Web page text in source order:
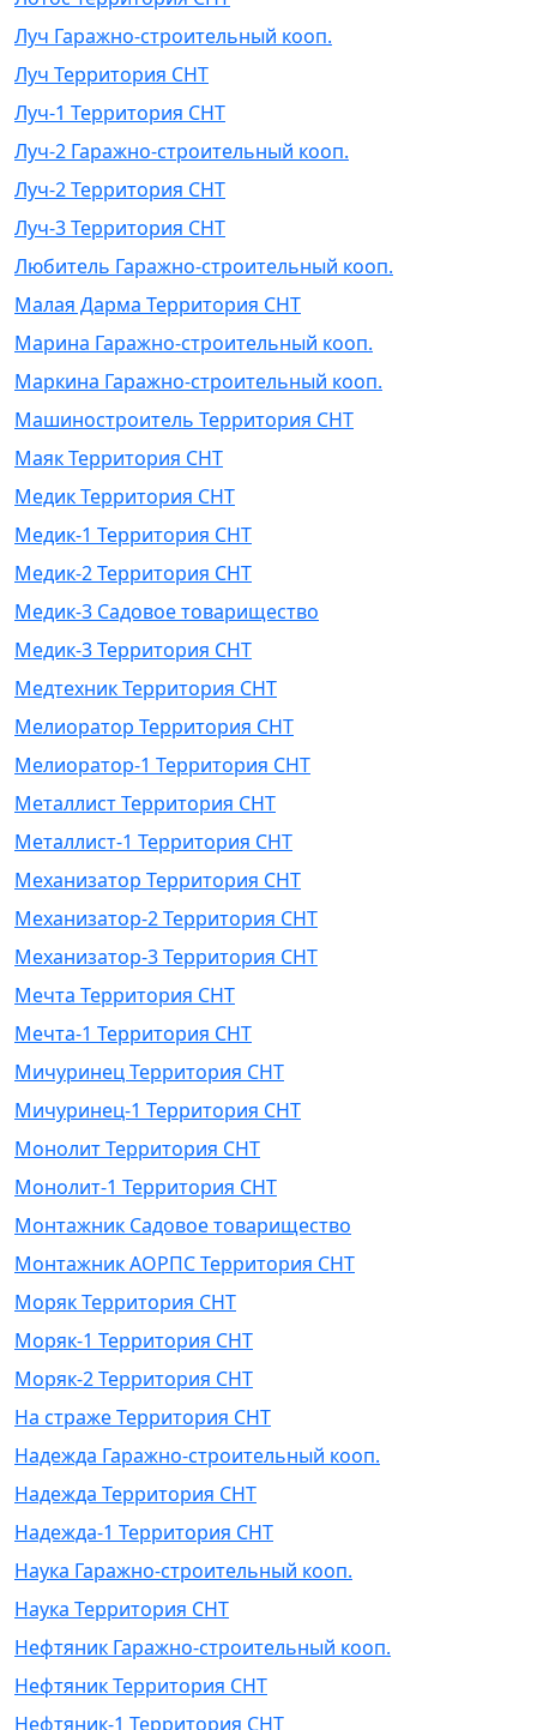
Луч Гаражно-строительный кооп.
Луч Территория СНТ
Луч-1 Территория СНТ
Луч-2 Гаражно-строительный кооп.
Луч-2 Территория СНТ
Луч-3 Территория СНТ
Любитель Гаражно-строительный кооп.
Малая Дарма Территория СНТ
Марина Гаражно-строительный кооп.
Маркина Гаражно-строительный кооп.
Машиностроитель Территория СНТ
Маяк Территория СНТ
Медик Территория СНТ
Медик-1 Территория СНТ
Медик-2 Территория СНТ
Медик-3 Садовое товарищество
Медик-3 Территория СНТ
Медтехник Территория СНТ
Мелиоратор Территория СНТ
Мелиоратор-1 Территория СНТ
Металлист Территория СНТ
Металлист-1 Территория СНТ
Механизатор Территория СНТ
Механизатор-2 Территория СНТ
Механизатор-3 Территория СНТ
Мечта Территория СНТ
Мечта-1 Территория СНТ
Мичуринец Территория СНТ
Мичуринец-1 Территория СНТ
Монолит Территория СНТ
Монолит-1 Территория СНТ
Монтажник Садовое товарищество
Монтажник АОРПС Территория СНТ
Моряк Территория СНТ
Моряк-1 Территория СНТ
Моряк-2 Территория СНТ
На страже Территория СНТ
Надежда Гаражно-строительный кооп.
Надежда Территория СНТ
Надежда-1 Территория СНТ
Наука Гаражно-строительный кооп.
Наука Территория СНТ
Нефтяник Гаражно-строительный кооп.
Нефтяник Территория СНТ
Нефтяник-1 Территория СНТ